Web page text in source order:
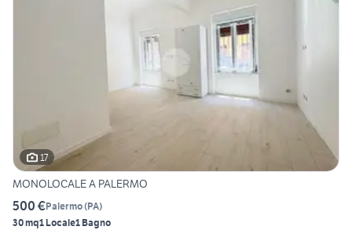
17
MONOLOCALE A PALERMO
500 €Palermo(PA)
30 mq1 Locale1 Bagno